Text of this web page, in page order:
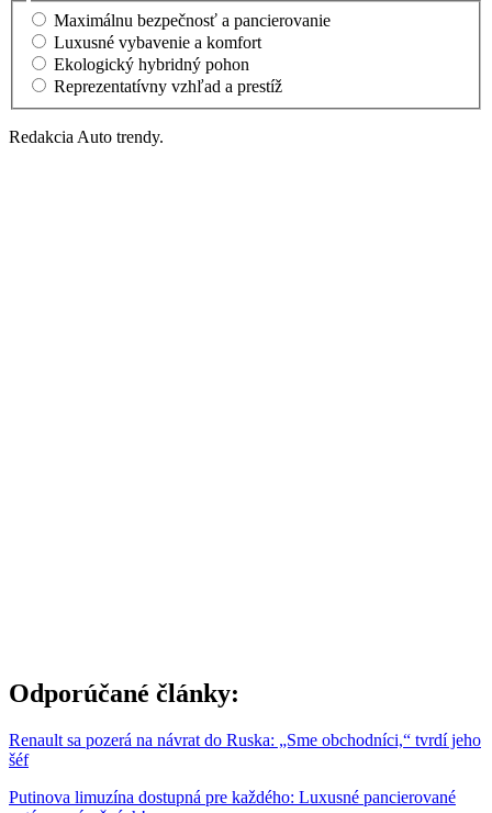
Maximálnu bezpečnosť a pancierovanie
Luxusné vybavenie a komfort
Ekologický hybridný pohon
Reprezentatívny vzhľad a prestíž
Redakcia Auto trendy.
Odporúčané články:
Renault sa pozerá na návrat do Ruska: „Sme obchodníci,“ tvrdí jeho
šéf
Putinova limuzína dostupná pre každého: Luxusné pancierované